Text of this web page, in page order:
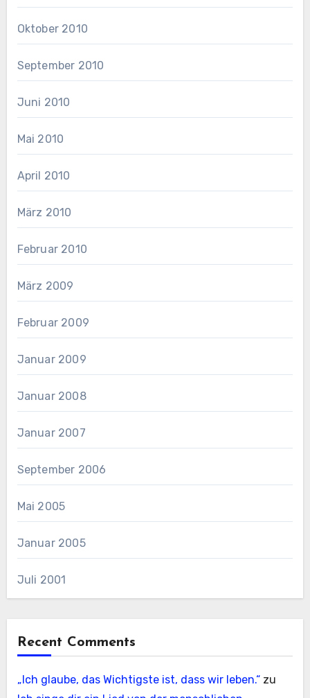
Oktober 2010
September 2010
Juni 2010
Mai 2010
April 2010
März 2010
Februar 2010
März 2009
Februar 2009
Januar 2009
Januar 2008
Januar 2007
September 2006
Mai 2005
Januar 2005
Juli 2001
Recent Comments
„Ich glaube, das Wichtigste ist, dass wir leben.“zu